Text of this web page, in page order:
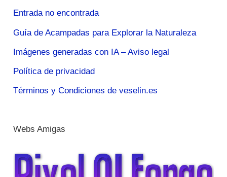
Entrada no encontrada
Guía de Acampadas para Explorar la Naturaleza
Imágenes generadas con IA – Aviso legal
Política de privacidad
Términos y Condiciones de veselin.es
Webs Amigas